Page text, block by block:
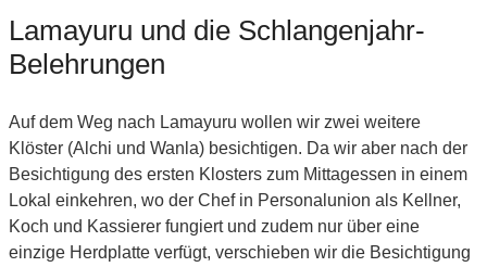
Lamayuru und die Schlangenjahr-
Belehrungen
Auf dem Weg nach Lamayuru wollen wir zwei weitere
Klöster (Alchi und Wanla) besichtigen. Da wir aber nach der
Besichtigung des ersten Klosters zum Mittagessen in einem
Lokal einkehren, wo der Chef in Personalunion als Kellner,
Koch und Kassierer fungiert und zudem nur über eine
einzige Herdplatte verfügt, verschieben wir die Besichtigung